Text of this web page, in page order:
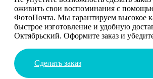
оживить свои воспоминания с
ФотоПочта. Мы гарантируем высокое
быстрое изготовление и удобную
Октябрьский. Оформите заказ и
Сделать заказ